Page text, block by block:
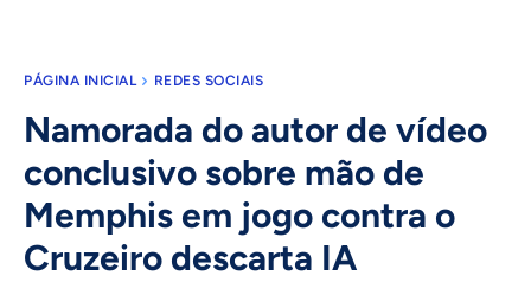
PÁGINA INICIAL REDES SOCIAIS
Namorada do autor de vídeo
conclusivo sobre mão de
Memphis em jogo contra o
Cruzeiro descarta IA